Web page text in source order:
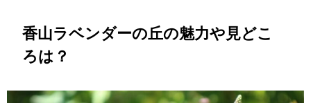
香山ラベンダーの丘の魅力や見どこ
ろは？